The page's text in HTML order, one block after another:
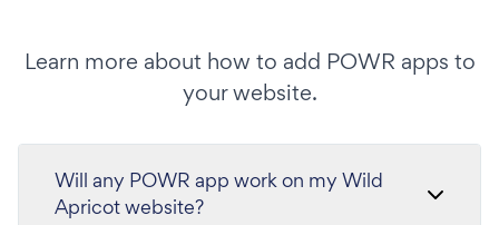
Learn more about how to add POWR apps to
your website.
Will any POWR app work on my Wild
Apricot website?